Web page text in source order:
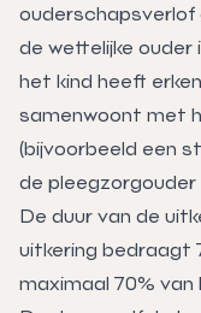
ouderschapsverlof
de wettelijke ouder
het kind heeft
samenwoont met
(bijvoorbeeld een
de
De duur van de
uitkering bedraagt
maximaal 70%